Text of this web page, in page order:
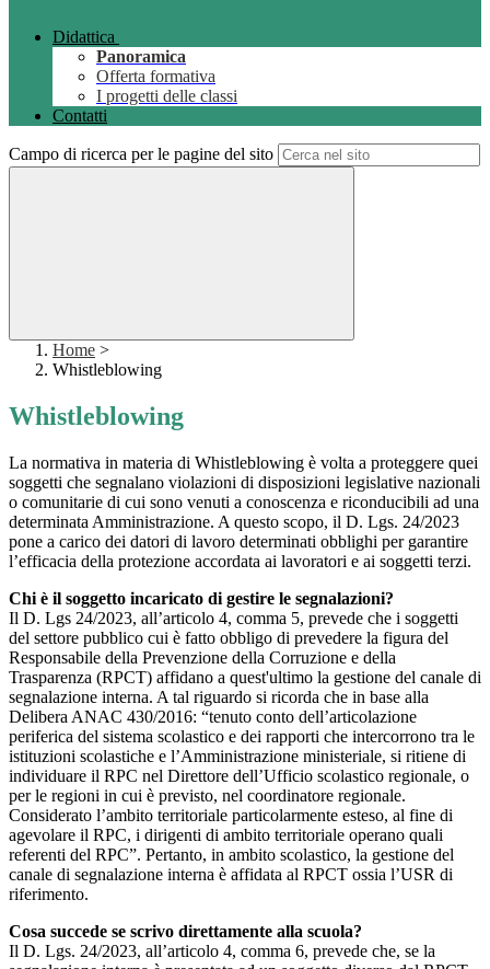
Didattica
Panoramica
Offerta formativa
I progetti delle classi
Contatti
Campo di ricerca per le pagine del sito
Home >
Whistleblowing
Whistleblowing
La normativa in materia di Whistleblowing è volta a proteggere quei
soggetti che segnalano violazioni di disposizioni legislative nazionali
o comunitarie di cui sono venuti a conoscenza e riconducibili ad una
determinata Amministrazione. A questo scopo, il D. Lgs. 24/2023
pone a carico dei datori di lavoro determinati obblighi per garantire
l’efficacia della protezione accordata ai lavoratori e ai soggetti terzi.
Chi è il soggetto incaricato di gestire le segnalazioni?
Il D. Lgs 24/2023, all’articolo 4, comma 5, prevede che i soggetti
del settore pubblico cui è fatto obbligo di prevedere la figura del
Responsabile della Prevenzione della Corruzione e della
Trasparenza (RPCT) affidano a quest'ultimo la gestione del canale di
segnalazione interna. A tal riguardo si ricorda che in base alla
Delibera ANAC 430/2016: “tenuto conto dell’articolazione
periferica del sistema scolastico e dei rapporti che intercorrono tra le
istituzioni scolastiche e l’Amministrazione ministeriale, si ritiene di
individuare il RPC nel Direttore dell’Ufficio scolastico regionale, o
per le regioni in cui è previsto, nel coordinatore regionale.
Considerato l’ambito territoriale particolarmente esteso, al fine di
agevolare il RPC, i dirigenti di ambito territoriale operano quali
referenti del RPC”. Pertanto, in ambito scolastico, la gestione del
canale di segnalazione interna è affidata al RPCT ossia l’USR di
riferimento.
Cosa succede se scrivo direttamente alla scuola?
Il D. Lgs. 24/2023, all’articolo 4, comma 6, prevede che, se la